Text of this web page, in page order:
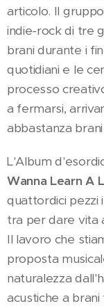
articolo. Il
indie-rock di tre
brani durante i
quotidiani e le
processo
a fermarsi,
abbastanza
L'Album
Wanna Learn A
quattordici pezzi
tra per dare vita
Il lavoro che
proposta
naturalezza
acustiche a